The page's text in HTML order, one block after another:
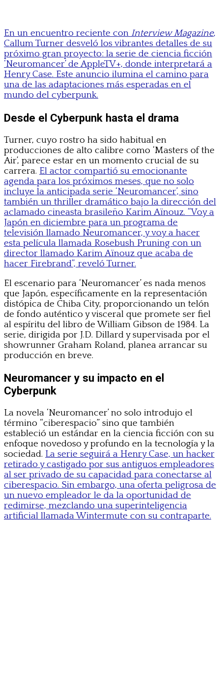
En un encuentro reciente con Interview Magazine,
Callum Turner desveló los vibrantes detalles de su
próximo gran proyecto: la serie de ciencia ficción
‘Neuromancer’ de AppleTV+, donde interpretará a
Henry Case. Este anuncio ilumina el camino para
una de las adaptaciones más esperadas en el
mundo del cyberpunk.
Desde el Cyberpunk hasta el drama
Turner, cuyo rostro ha sido habitual en
producciones de alto calibre como ‘Masters of the
Air’, parece estar en un momento crucial de su
carrera. El actor compartió su emocionante
agenda para los próximos meses, que no solo
incluye la anticipada serie ‘Neuromancer’, sino
también un thriller dramático bajo la dirección del
aclamado cineasta brasileño Karim Aïnouz. “Voy a
Japón en diciembre para un programa de
televisión llamado Neuromancer, y voy a hacer
esta película llamada Rosebush Pruning con un
director llamado Karim Aïnouz que acaba de
hacer Firebrand”, reveló Turner.
El escenario para ‘Neuromancer’ es nada menos
que Japón, específicamente en la representación
distópica de Chiba City, proporcionando un telón
de fondo auténtico y visceral que promete ser fiel
al espíritu del libro de William Gibson de 1984. La
serie, dirigida por J.D. Dillard y supervisada por el
showrunner Graham Roland, planea arrancar su
producción en breve.
Neuromancer y su impacto en el
Cyberpunk
La novela ‘Neuromancer’ no solo introdujo el
término “ciberespacio” sino que también
estableció un estándar en la ciencia ficción con su
enfoque novedoso y profundo en la tecnología y la
sociedad. La serie seguirá a Henry Case, un hacker
retirado y castigado por sus antiguos empleadores
al ser privado de su capacidad para conectarse al
ciberespacio. Sin embargo, una oferta peligrosa de
un nuevo empleador le da la oportunidad de
redimirse, mezclando una superinteligencia
artificial llamada Wintermute con su contraparte.